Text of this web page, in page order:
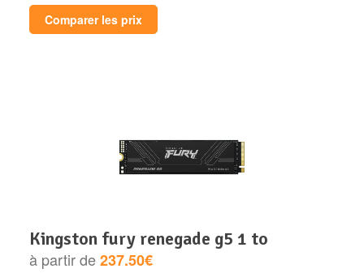
Comparer les prix
kingston fury renegade g5 1 to
à partir de237.50€